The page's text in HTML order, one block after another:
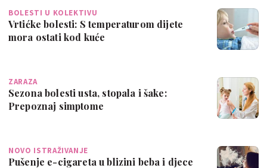
BOLESTI U KOLEKTIVU
Vrtićke bolesti: S temperaturom dijete
mora ostati kod kuće
ZARAZA
Sezona bolesti usta, stopala i šake:
Prepoznaj simptome
NOVO ISTRAŽIVANJE
Pušenje e-cigareta u blizini beba i djece